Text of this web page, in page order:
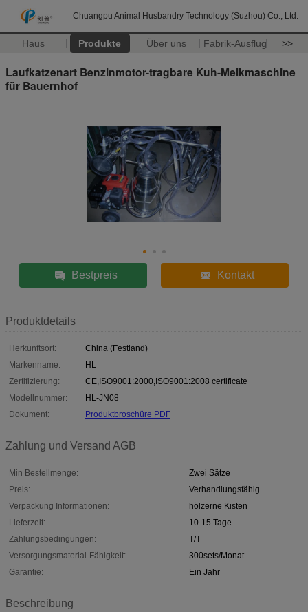
Chuangpu Animal Husbandry Technology (Suzhou) Co., Ltd.
Haus Produkte Über uns Fabrik-Ausflug >>
Laufkatzenart Benzinmotor-tragbare Kuh-Melkmaschine
für Bauernhof
Bestpreis Kontakt
Produktdetails
Herkunftsort:
China (Festland)
Markenname:
HL
Zertifizierung:
CE,ISO9001:2000,ISO9001:2008 certificate
Modellnummer:
HL-JN08
Dokument:
Produktbroschüre PDF
Zahlung und Versand AGB
Min Bestellmenge:
Zwei Sätze
Preis:
Verhandlungsfähig
Verpackung Informationen:
hölzerne Kisten
Lieferzeit:
10-15 Tage
Zahlungsbedingungen:
T/T
Versorgungsmaterial-Fähigkeit:
300sets/Monat
Garantie:
Ein Jahr
Beschreibung